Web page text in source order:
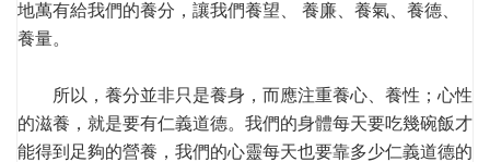
地萬有給我們的養分，讓我們養望、 養廉、養氣、養德、
養量。
所以，養分並非只是養身，而應注重養心、養性；心性
的滋養，就是要有仁義道德。我們的身體每天要吃幾碗飯才
能得到足夠的營養，我們的心靈每天也要靠多少仁義道德的